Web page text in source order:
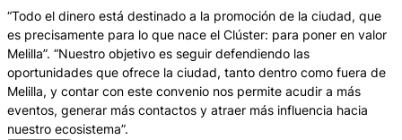
“Todo el dinero está destinado a la promoción de la ciudad, que
es precisamente para lo que nace el Clúster: para poner en valor
Melilla”. “Nuestro objetivo es seguir defendiendo las
oportunidades que ofrece la ciudad, tanto dentro como fuera de
Melilla, y contar con este convenio nos permite acudir a más
eventos, generar más contactos y atraer más influencia hacia
nuestro ecosistema”.